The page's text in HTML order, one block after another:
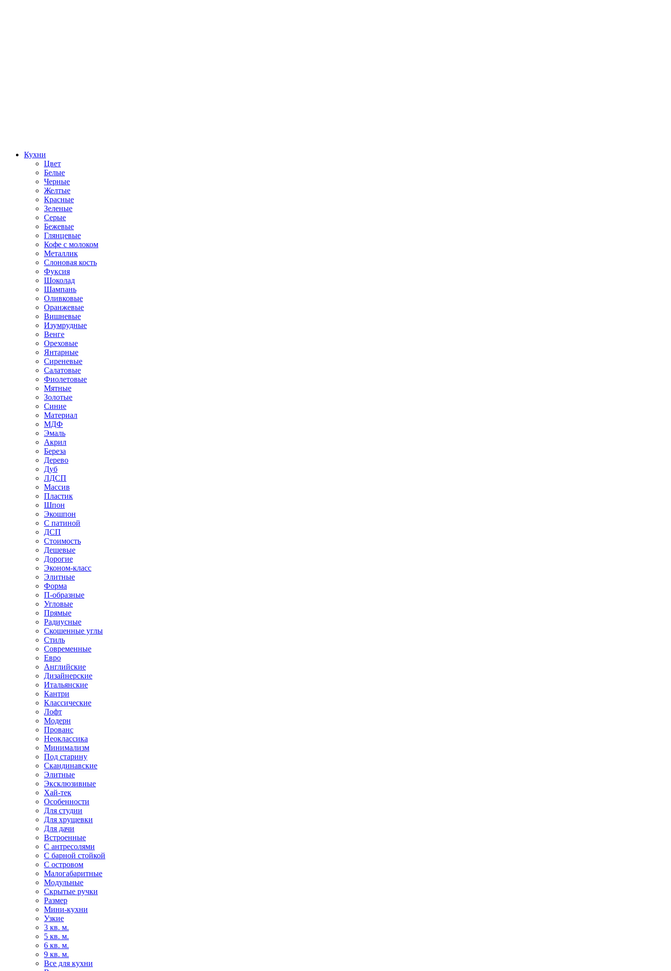
Кухни
Цвет
Белые
Черные
Желтые
Красные
Зеленые
Серые
Бежевые
Глянцевые
Кофе с молоком
Металлик
Слоновая кость
Фуксия
Шоколад
Шампань
Оливковые
Оранжевые
Вишневые
Изумрудные
Венге
Ореховые
Янтарные
Сиреневые
Салатовые
Фиолетовые
Мятные
Золотые
Синие
Материал
МДФ
Эмаль
Акрил
Береза
Дерево
Дуб
ЛДСП
Массив
Пластик
Шпон
Экошпон
С патиной
ДСП
Стоимость
Дешевые
Дорогие
Эконом-класс
Элитные
Форма
П-образные
Угловые
Прямые
Радиусные
Скошенные углы
Стиль
Современные
Евро
Английские
Дизайнерские
Итальянские
Кантри
Классические
Лофт
Модерн
Прованс
Неоклассика
Минимализм
Под старину
Скандинавские
Элитные
Эксклюзивные
Хай-тек
Особенности
Для студии
Для хрущевки
Для дачи
Встроенные
С антресолями
С барной стойкой
С островом
Малогабаритные
Модульные
Скрытые ручки
Размер
Мини-кухни
Узкие
3 кв. м.
5 кв. м.
6 кв. м.
9 кв. м.
Все для кухни